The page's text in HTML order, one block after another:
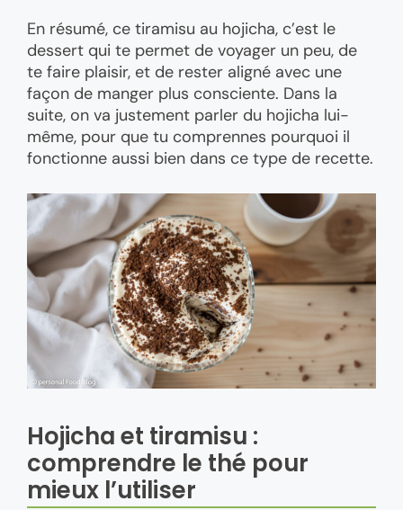
En résumé, ce tiramisu au hojicha, c’est le
dessert qui te permet de voyager un peu, de
te faire plaisir, et de rester aligné avec une
façon de manger plus consciente. Dans la
suite, on va justement parler du hojicha lui-
même, pour que tu comprennes pourquoi il
fonctionne aussi bien dans ce type de recette.
Hojicha et tiramisu :
comprendre le thé pour
mieux l’utiliser